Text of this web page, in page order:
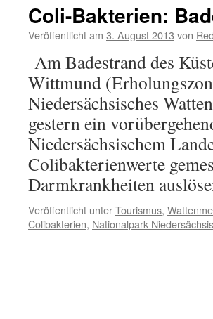
Küste:
Wo
die
Ursachen?
Coli-Bakterien:
Veröffentlicht am 3. August 2013 von
Am Badestrand des
Wittmund
Niedersächsisches
gestern ein
Niedersächsischem
Colibakterienwerte
Darmkrankheiten
Veröffentlicht unterTourismus,
Colibakterien, Nationalpark